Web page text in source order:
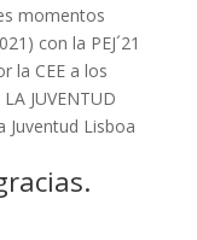
momentos
con la PEJ´21
la CEE a los
JUVENTUD
Juventud Lisboa